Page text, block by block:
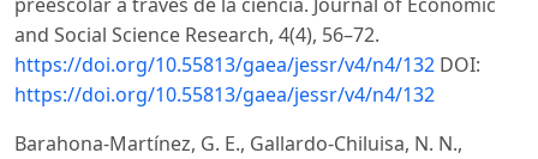
and Social Science Research, 4(4), 56–72.
https://doi.org/10.55813/gaea/jessr/v4/n4/132 DOI:
https://doi.org/10.55813/gaea/jessr/v4/n4/132
Barahona-Martínez, G. E., Gallardo-Chiluisa, N. N.,